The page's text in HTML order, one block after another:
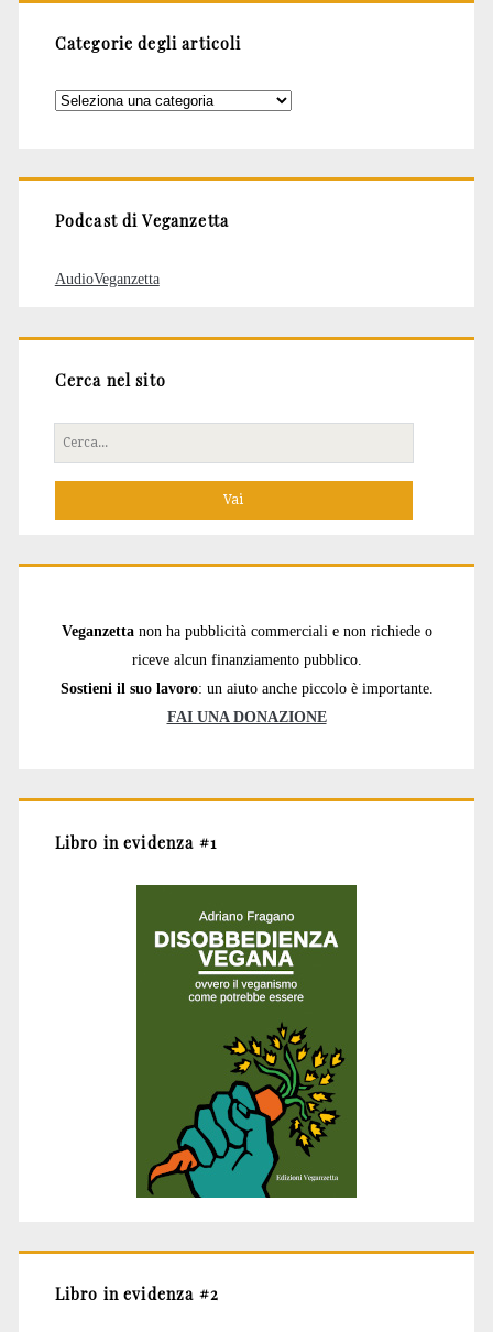
Categorie degli articoli
Categorie
Podcast di Veganzetta
AudioVeganzetta
Cerca nel sito
Cerca
per:
Veganzetta non ha pubblicità commerciali e non richiede o
riceve alcun finanziamento pubblico.
Sostieni il suo lavoro: un aiuto anche piccolo è importante.
FAI UNA DONAZIONE
Libro in evidenza #1
Libro in evidenza #2